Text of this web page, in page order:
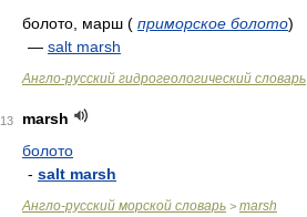
болото, марш ( приморское болото)
— salt marsh
Англо-русский гидрогеологический словарь
13
marsh
болото
- salt marsh
Англо-русский морской словарь > marsh